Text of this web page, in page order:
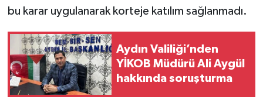
bu karar uygulanarak korteje katılım sağlanmadı.
Aydın Valiliği’nden
YİKOB Müdürü Ali Aygül
hakkında soruşturma